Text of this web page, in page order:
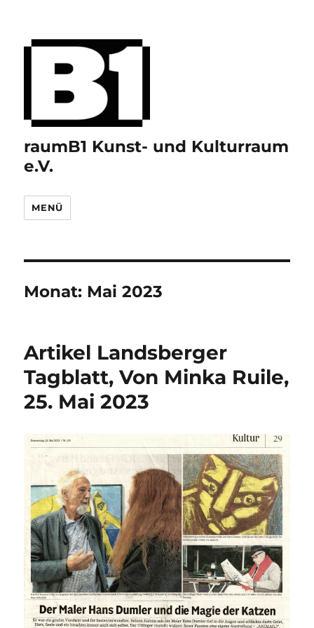
raumB1 Kunst- und Kulturraum
e.V.
MENÜ
Monat: Mai 2023
Artikel Landsberger
Tagblatt, Von Minka Ruile,
25. Mai 2023